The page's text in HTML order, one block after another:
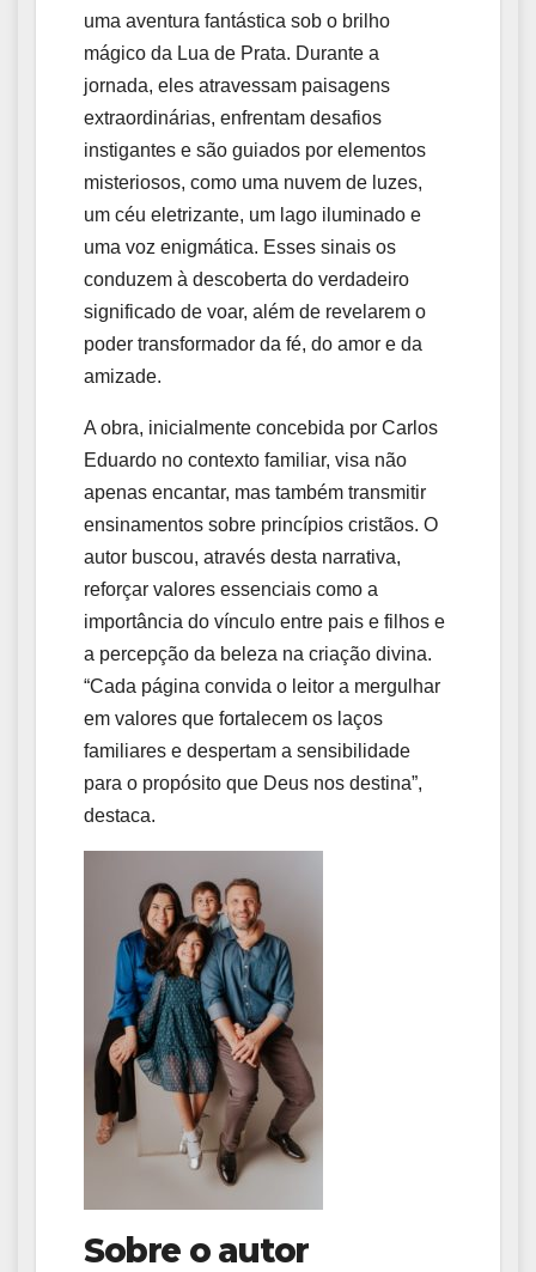
uma aventura fantástica sob o brilho
mágico da Lua de Prata. Durante a
jornada, eles atravessam paisagens
extraordinárias, enfrentam desafios
instigantes e são guiados por elementos
misteriosos, como uma nuvem de luzes,
um céu eletrizante, um lago iluminado e
uma voz enigmática. Esses sinais os
conduzem à descoberta do verdadeiro
significado de voar, além de revelarem o
poder transformador da fé, do amor e da
amizade.
A obra, inicialmente concebida por Carlos
Eduardo no contexto familiar, visa não
apenas encantar, mas também transmitir
ensinamentos sobre princípios cristãos. O
autor buscou, através desta narrativa,
reforçar valores essenciais como a
importância do vínculo entre pais e filhos e
a percepção da beleza na criação divina.
“Cada página convida o leitor a mergulhar
em valores que fortalecem os laços
familiares e despertam a sensibilidade
para o propósito que Deus nos destina”,
destaca.
Sobre o autor